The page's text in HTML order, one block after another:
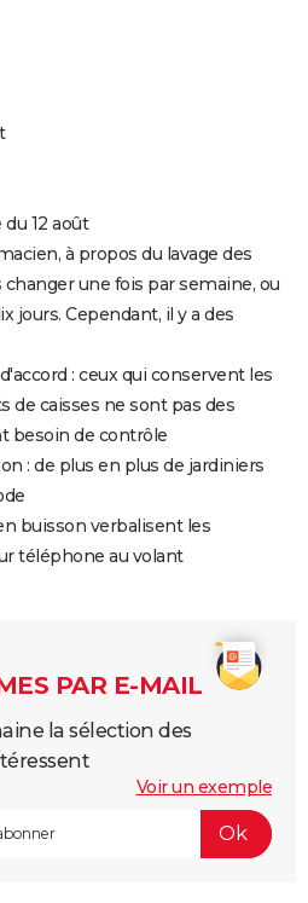
12 août
à propos du lavage des
changer une fois par semaine, ou
jours. Cependant, il y a des
: ceux qui conservent les
de caisses ne sont pas des
besoin de contrôle
: de plus en plus de jardiniers
buisson verbalisent les
téléphone au volant
PAR E-MAIL
la sélection des
Voir un exemple